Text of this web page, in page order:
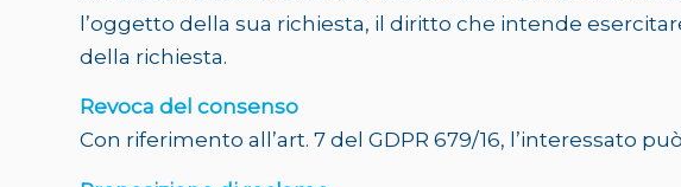
l’oggetto della sua richiesta, il diritto che intende
della richiesta.
Revoca del consenso
Con riferimento all’art. 7 del GDPR 679/16, l’interessato